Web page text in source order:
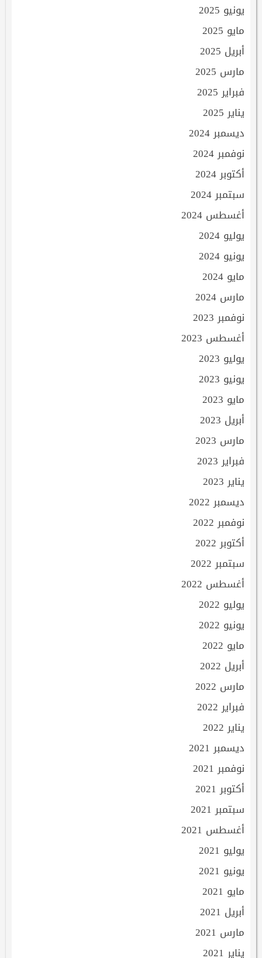
يونيو 2025
مايو 2025
أبريل 2025
مارس 2025
فبراير 2025
يناير 2025
ديسمبر 2024
نوفمبر 2024
أكتوبر 2024
سبتمبر 2024
أغسطس 2024
يوليو 2024
يونيو 2024
مايو 2024
مارس 2024
نوفمبر 2023
أغسطس 2023
يوليو 2023
يونيو 2023
مايو 2023
أبريل 2023
مارس 2023
فبراير 2023
يناير 2023
ديسمبر 2022
نوفمبر 2022
أكتوبر 2022
سبتمبر 2022
أغسطس 2022
يوليو 2022
يونيو 2022
مايو 2022
أبريل 2022
مارس 2022
فبراير 2022
يناير 2022
ديسمبر 2021
نوفمبر 2021
أكتوبر 2021
سبتمبر 2021
أغسطس 2021
يوليو 2021
يونيو 2021
مايو 2021
أبريل 2021
مارس 2021
يناير 2021